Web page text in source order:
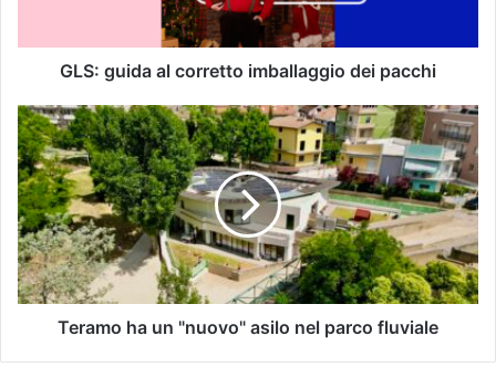
GLS: guida al corretto imballaggio dei pacchi
Teramo ha un "nuovo" asilo nel parco fluviale